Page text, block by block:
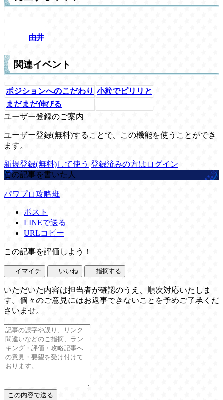
由井
関連イベント
ポジションへのこだわり 小粒でピリリと
まだまだ伸びる
ユーザー登録のご案内
ユーザー登録(無料)することで、この機能を使うことができ
ます。
新規登録(無料)して使う 登録済みの方はログイン
この記事を書いた人
パワプロ攻略班
ポスト
LINEで送る
URLコピー
この記事を評価しよう！
イマイチ いいね 指摘する
いただいた内容は担当者が確認のうえ、順次対応いたしま
す。個々のご意見にはお返事できないことを予めご了承くだ
さいませ。